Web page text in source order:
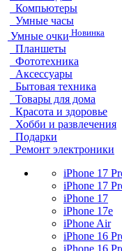
Компьютеры
Умные часы
Умные очки Новинка
Планшеты
Фототехника
Аксессуары
Бытовая техника
Товары для дома
Красота и здоровье
Хобби и развлечения
Подарки
Ремонт электроники
iPhone 17
iPhone 17
iPhone 17
iPhone 17e
iPhone Air
iPhone 16